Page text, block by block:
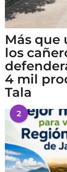
Más que
los
4 mil
Tala
2